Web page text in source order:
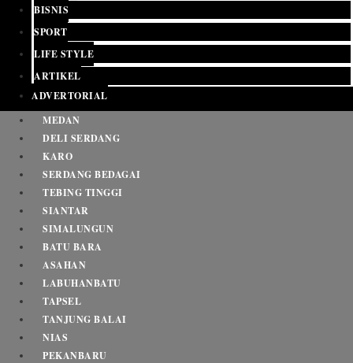
BISNIS
SPORT
LIFE STYLE
ARTIKEL
ADVERTORIAL
MEDAN
DELI SERDANG
KARO
SERDANG BEDAGAI
TEBING TINGGI
SIANTAR
SIMALUNGUN
BATU BARA
ASAHAN
LABUHANBATU
TAPSEL
TANJUNG BALAI
NIAS
PEKANBARU